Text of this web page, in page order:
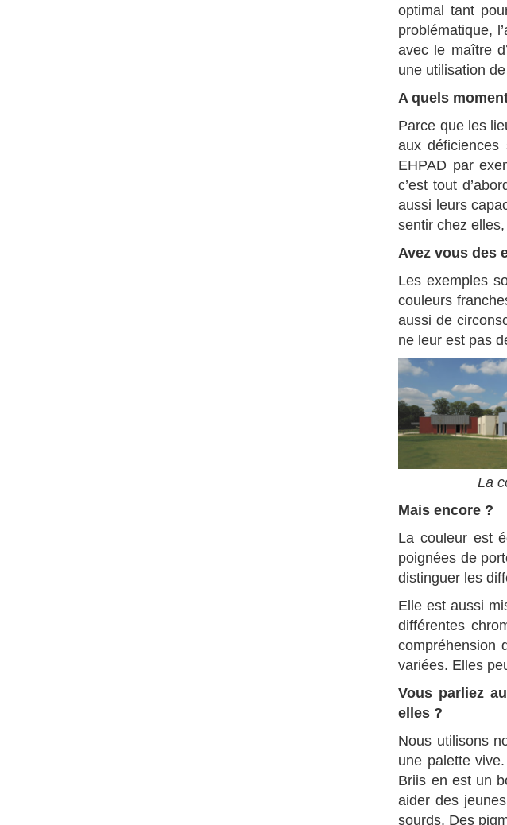
optimal tant
problématique,
avec le maître
une utilisation
A quels
Parce que les
aux
EHPAD par
c’est tout
aussi leurs
sentir chez
Avez vous des
Les exemples
couleurs
aussi de
ne leur est pas
La
Mais encore ?
La couleur est
poignées de
distinguer les
Elle est aussi
différentes
compréhension
variées. Elles
Vous parliez
elles ?
Nous utilisons
une palette
Briis en est un
aider des
sourds. Des